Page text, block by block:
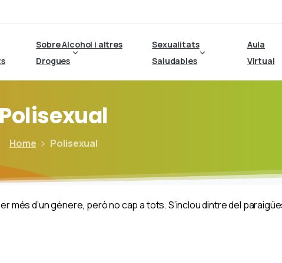
Sobre Alcohol i altres
Drogues
Sexualitats
Saludables
Aula
Virtual
Polisexual
Home Polisexual
d’un gènere, però no cap a tots. S’inclou dintre del